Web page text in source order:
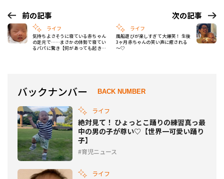
前の記事
ライフ
気持ちよさそうに寝ている赤ちゃん
の足元で……まさかの体勢で寝てい
るパパに驚き【何があっても起きな
次の記事
ライフ
風船遊びが楽しすぎて大爆笑！ 生後
3ヶ月赤ちゃんの笑い声に癒される
～♡
バックナンバー BACK NUMBER
ライフ
絶対見て！ ひょっとこ踊りの練習真っ最
中の男の子が尊い♡【世界一可愛い踊り
子】
育児ニュース
ライフ